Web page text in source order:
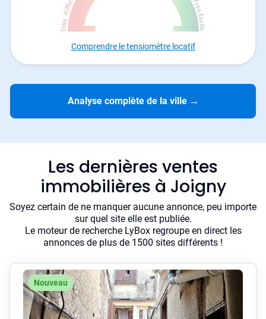
Comprendre le tensiomètre locatif
Analyse complète de la ville →
Les dernières ventes
immobilières à Joigny
Soyez certain de ne manquer aucune annonce, peu importe
sur quel site elle est publiée.
Le moteur de recherche LyBox regroupe en direct les
annonces de plus de 1500 sites différents !
Nouveau